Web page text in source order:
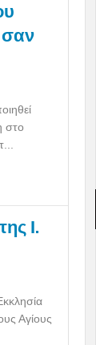
σαν
στο
Ι.
Αγίους